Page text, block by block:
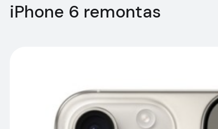
iPhone 6 remontas